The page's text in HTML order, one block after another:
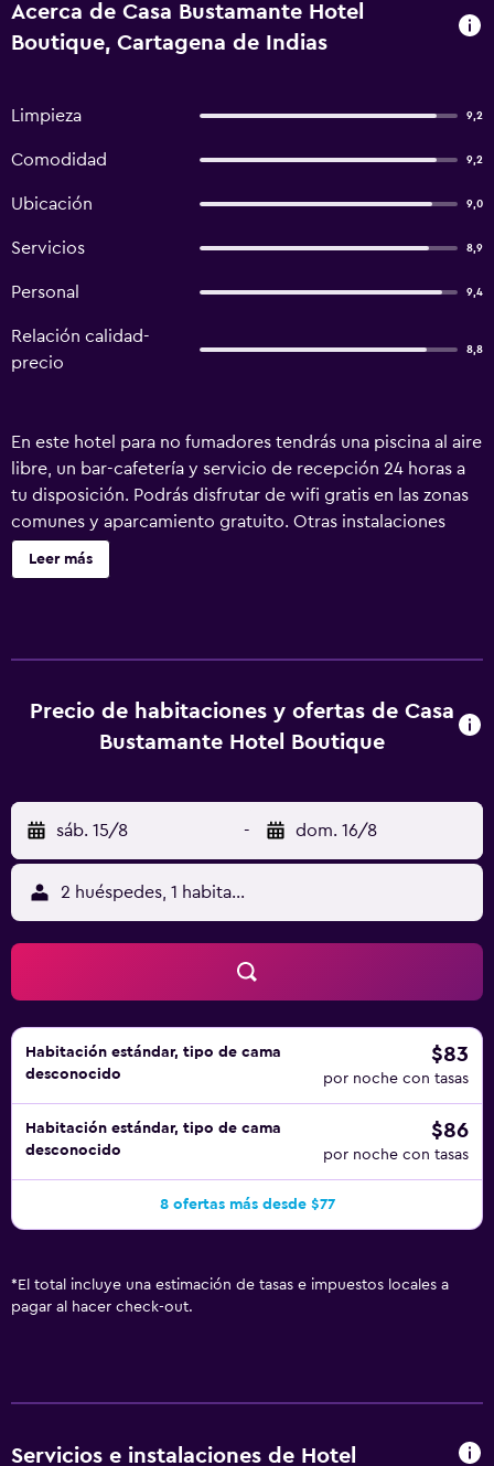
Acerca de Casa Bustamante Hotel
Boutique, Cartagena de Indias
Limpieza 9,2
Comodidad 9,2
Ubicación 9,0
Servicios 8,9
Personal 9,4
Relación calidad-
precio
8,8
En este hotel para no fumadores tendrás una piscina al aire
libre, un bar-cafetería y servicio de recepción 24 horas a
tu disposición. Podrás disfrutar de wifi gratis en las zonas
comunes y aparcamiento gratuito. Otras instalaciones
incluyen un jardín. Casa Bustamante Hotel Boutique ofrece
8 alojamientos con aire acondicionado, caja fuerte y
libre.
Leer más
Precio de habitaciones y ofertas de Casa
Bustamante Hotel Boutique
sáb. 15/8 - dom. 16/8
2 huéspedes, 1 habitación
Habitación estándar, tipo de cama
desconocido
$83
por noche con tasas
Habitación estándar, tipo de cama
desconocido
$86
por noche con tasas
8 ofertas más desde $77
* El total incluye una estimación de tasas e impuestos locales a
pagar al hacer check-out.
Servicios e instalaciones de Hotel